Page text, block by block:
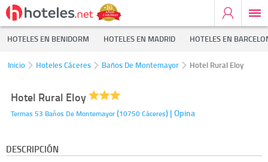
HOTELES EN BENIDORM HOTELES EN MADRID HOTELES EN
Inicio Hoteles Cáceres Baños De Montemayor Hotel Rural Eloy
Hotel Rural Eloy
Termas 53 Baños De Montemayor(10750Cáceres) | Opina
DESCRIPCIÓN